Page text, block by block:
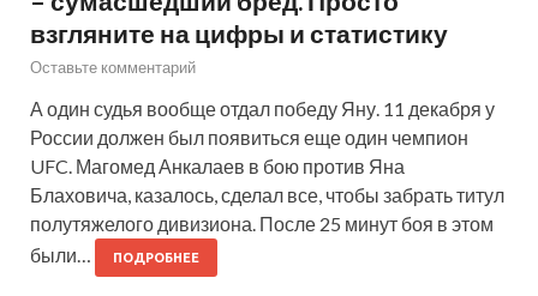
взгляните на цифры и статистику
Оставьте комментарий
А один судья вообще отдал победу Яну. 11 декабря у
России должен был появиться еще один чемпион
UFC. Магомед Анкалаев в бою против Яна
Блаховича, казалось, сделал все, чтобы забрать титул
полутяжелого дивизиона. После 25 минут боя в этом
были…
ПОДРОБНЕЕ